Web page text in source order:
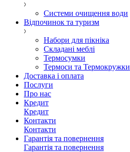
Системи очищення води
Відпочинок та туризм
Набори для пікніка
Складані меблі
Термосумки
Термоси та Термокружки
Доставка і оплата
Послуги
Про нас
Кредит
Кредит
Контакти
Контакти
Гарантія та повернення
Гарантія та повернення